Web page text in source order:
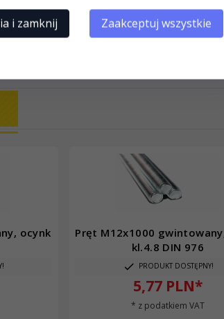
ocynk
Pręt M12x1000
kl.4.8 DIN 976
PRODUKT DOSTĘPNY!
5,77 PLN*
* z podatkiem VAT
i zamknij Zaakceptuj wszystkie